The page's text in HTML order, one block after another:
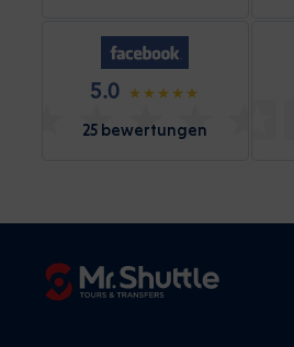
5.0
25 bewertungen